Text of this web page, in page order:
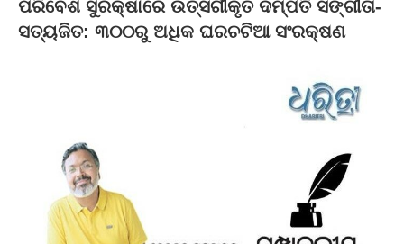
ପରିବେଶ ସୁରକ୍ଷାରେ ଉତ୍ସର୍ଗୀକୃତ ଦମ୍ପତି ସଙ୍ଗୀତା-
ସତ୍ୟଜିତ: ୩୦୦ରୁ ଅଧିକ ଘରଚଟିଆ ସଂରକ୍ଷଣ